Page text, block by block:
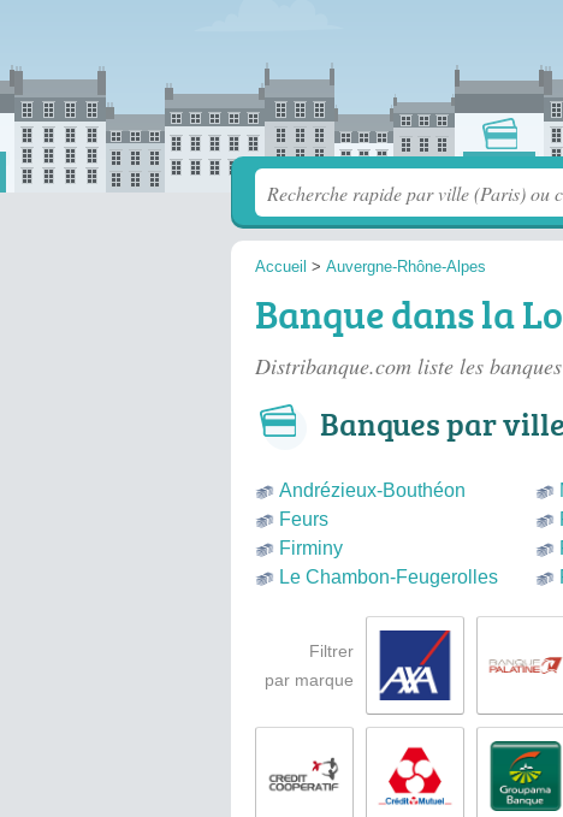
Accueil > Auvergne-Rhône-Alpes
Banque dans la
Distribanque.com liste les
Banques par ville
Andrézieux-Bouthéon
Feurs
Firminy
Le Chambon-Feugerolles
Filtrer
par marque